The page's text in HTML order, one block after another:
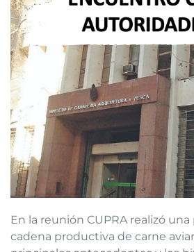
En la reunión CUPRA realizó
cadena productiva de carne